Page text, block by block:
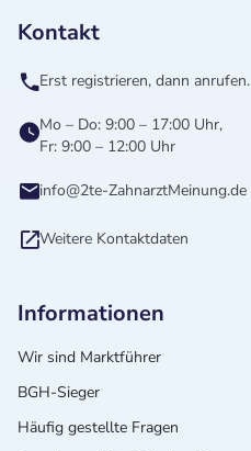
Kontakt
Erst registrieren, dann anrufen.
Mo – Do: 9:00 – 17:00 Uhr,
Fr: 9:00 – 12:00 Uhr
info@2te-ZahnarztMeinung.de
Weitere Kontaktdaten
Informationen
Wir sind Marktführer
BGH-Sieger
Häufig gestellte Fragen